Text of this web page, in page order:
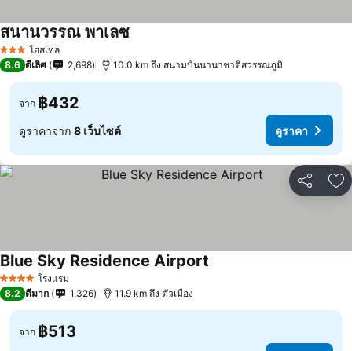
3 ดาว โฮสเทล
สนานวรรณ พาเลซ
8.6 ดีเลิศ 2,698 10.0 km ถึง สนามบินนานาชาติสวรรณภูมิ
จาก ฿432
ดูราคาจาก 8 เว็บไซต์ ดูราคา
แชร์ เ
4 ดาว โรงแรม
Blue Sky Residence Airport
8.2 ดีมาก 1,326 11.9 km ถึง ตัวเมือง
จาก ฿513